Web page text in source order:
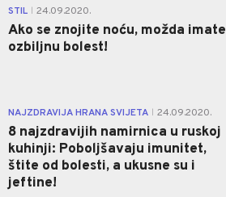
STIL 24.09.2020.
Ako se znojite noću, možda imate
ozbiljnu bolest!
NAJZDRAVIJA HRANA SVIJETA 24.09.2020.
8 najzdravijih namirnica u ruskoj
kuhinji: Poboljšavaju imunitet,
štite od bolesti, a ukusne su i
jeftine!